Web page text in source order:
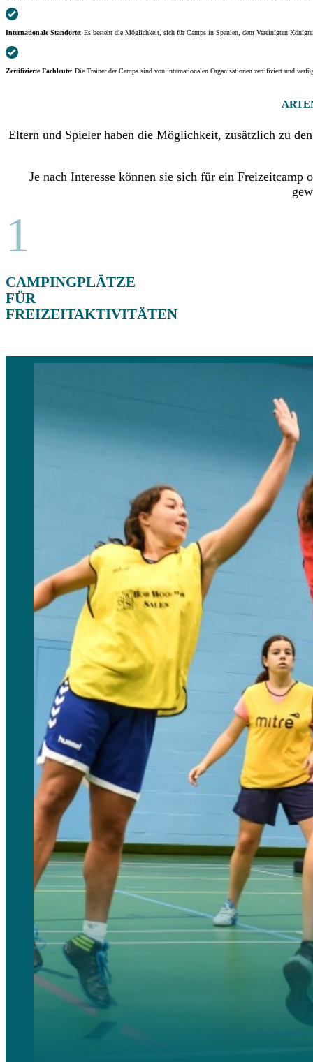
Internationale Standorte: Es besteht die Möglichkeit, sich für Camps in Spanien, dem Vereinigten
Zertifizierte Fachleute: Die Trainer der Camps sind von internationalen Organisationen zertifiziert und
Eltern und Spieler haben die Möglichkeit, zusätzlich zu
Je nach Interesse können sie sich für ein Freizeitcamp
1
CAMPINGPLÄTZE
FÜR
FREIZEITAKTIVITÄTEN